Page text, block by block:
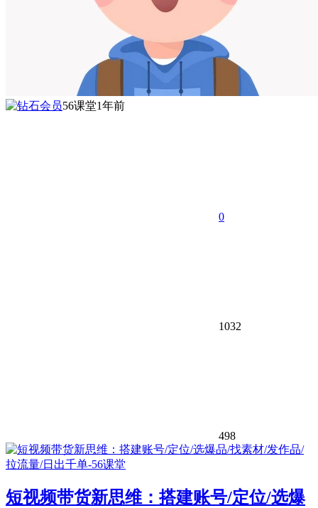
56课堂1年前
0
1032
498
短视频带货新思维：搭建账号/定位/选爆